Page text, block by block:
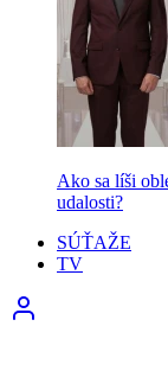
Ako sa líši
udalosti?
SÚŤAŽE
TV